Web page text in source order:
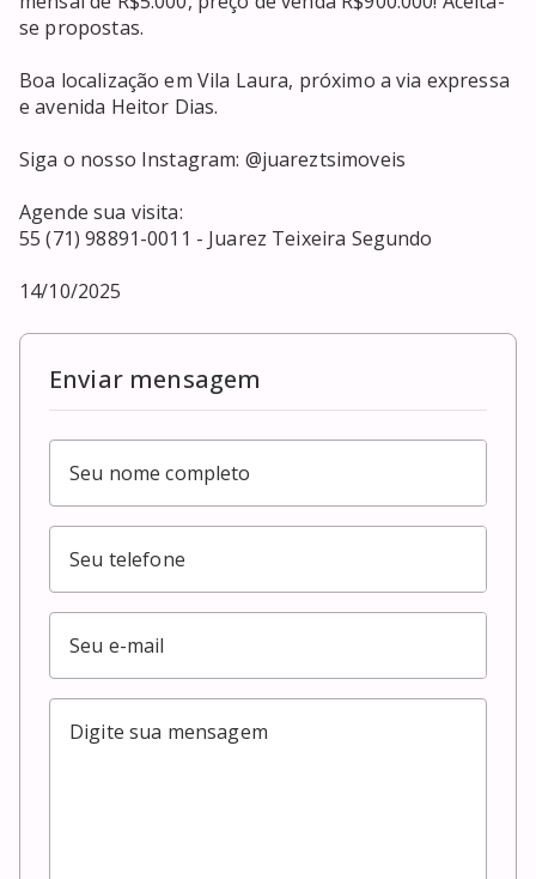
se propostas.
Boa localização em Vila Laura, próximo a via expressa
e avenida Heitor Dias.
Siga o nosso Instagram: @juareztsimoveis
Agende sua visita:
55 (71) 98891-0011 - Juarez Teixeira Segundo
14/10/2025
Enviar mensagem